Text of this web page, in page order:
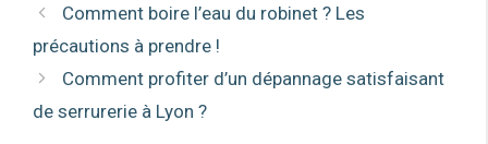
Comment boire l’eau du robinet ? Les
précautions à prendre !
Comment profiter d’un dépannage satisfaisant
de serrurerie à Lyon ?